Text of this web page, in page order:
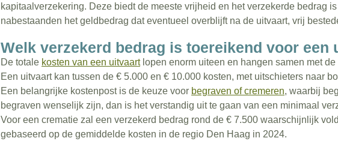
kapitaalverzekering. Deze biedt de meeste vrijheid en het verzekerde bedrag
nabestaanden het geldbedrag dat eventueel overblijft na de uitvaart, vrij
Welk verzekerd bedrag is toereikend voor een
De totale kosten van een uitvaartlopen enorm uiteen en hangen samen met
Een uitvaart kan tussen de € 5.000 en € 10.000 kosten, met uitschieters naar
Een belangrijke kostenpost is de keuze voor begraven of cremeren, waarbij
begraven wenselijk zijn, dan is het verstandig uit te gaan van een minimaal
Voor een crematie zal een verzekerd bedrag rond de € 7.500 waarschijnlijk
gebaseerd op de gemiddelde kosten in de regio Den Haag in 2024.